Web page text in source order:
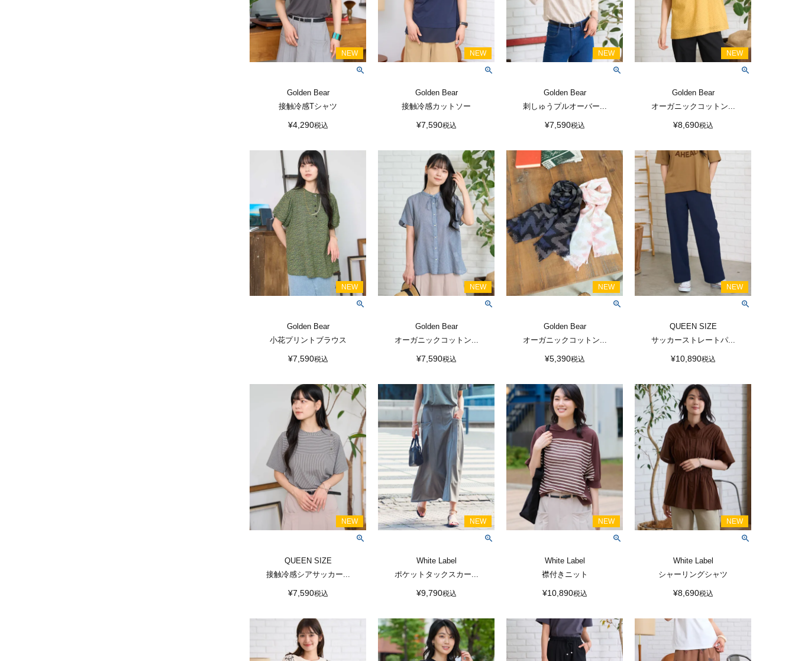
Golden Bear
接触冷感Tシャツ
¥4,290税込
Golden Bear
接触冷感カットソー
¥7,590税込
Golden Bear
刺しゅうプルオーバー...
¥7,590税込
Golden Bear
オーガニックコットン...
¥8,690税込
Golden Bear
小花プリントブラウス
¥7,590税込
Golden Bear
オーガニックコットン...
¥7,590税込
Golden Bear
オーガニックコットン...
¥5,390税込
QUEEN SIZE
サッカーストレートパ...
¥10,890税込
QUEEN SIZE
接触冷感シアサッカー...
¥7,590税込
White Label
ポケットタックスカー...
¥9,790税込
White Label
襟付きニット
¥10,890税込
White Label
シャーリングシャツ
¥8,690税込